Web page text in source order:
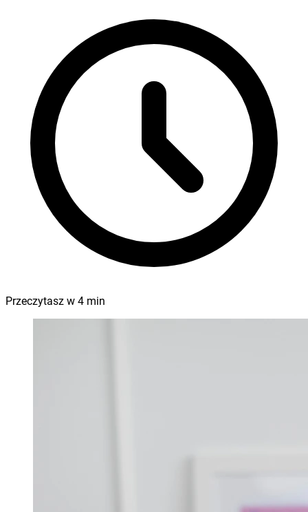
Przeczytasz w 4 min